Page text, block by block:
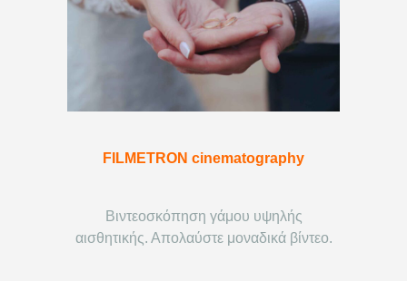
FILMETRON cinematography
Βιντεοσκόπηση γάμου υψηλής
αισθητικής. Απολαύστε μοναδικά βίντεο.